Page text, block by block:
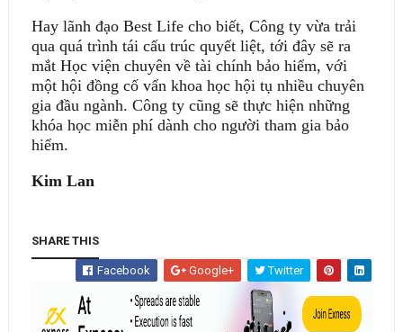
Hay lãnh đạo Best Life cho biết, Công ty vừa trải
qua quá trình tái cấu trúc quyết liệt, tới đây sẽ ra
mắt Học viện chuyên về tài chính bảo hiểm, với
một hội đồng cố vấn khoa học hội tụ nhiều chuyên
gia đầu ngành. Công ty cũng sẽ thực hiện những
khóa học miễn phí dành cho người tham gia bảo
hiểm.
Kim Lan
SHARE THIS
Facebook Google+ Twitter